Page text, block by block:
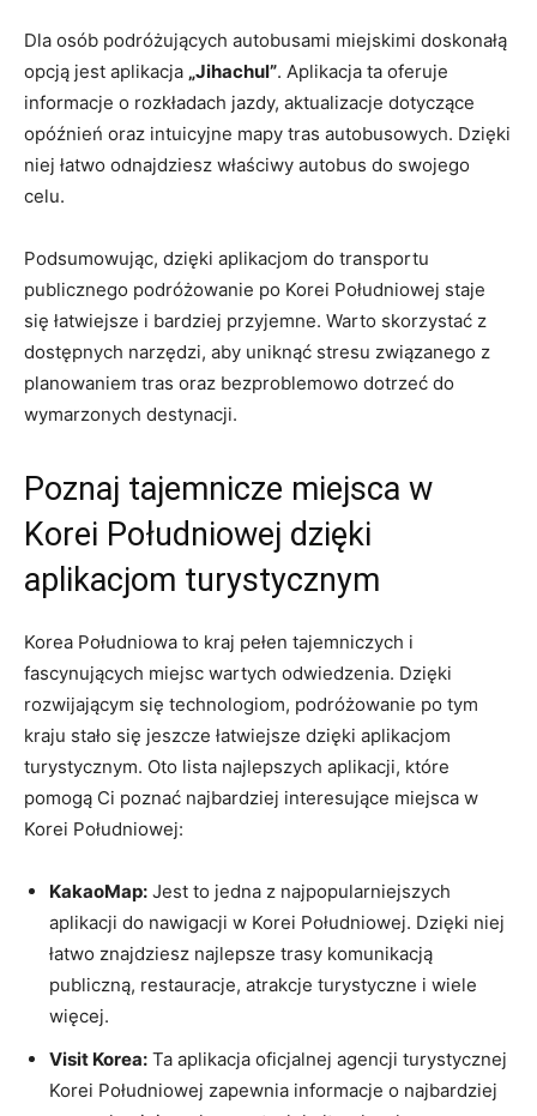
Dla osób podróżujących autobusami ​miejskimi ⁤doskonałą‌
opcją jest aplikacja „Jihachul”. Aplikacja ta​ oferuje
informacje o rozkładach‍ jazdy, aktualizacje ⁢dotyczące​
opóźnień oraz intuicyjne mapy ⁢tras autobusowych. Dzięki
niej łatwo odnajdziesz właściwy autobus do​ swojego
celu.
Podsumowując, dzięki aplikacjom do transportu
publicznego⁣ podróżowanie ⁢po Korei Południowej staje
się łatwiejsze i ‌bardziej przyjemne. Warto skorzystać z
dostępnych narzędzi, aby ‍uniknąć stresu związanego z
planowaniem tras oraz bezproblemowo ​dotrzeć do
⁣wymarzonych destynacji.
Poznaj⁣ tajemnicze miejsca w
Korei Południowej dzięki
aplikacjom turystycznym
Korea‍ Południowa to kraj pełen tajemniczych i
fascynujących miejsc wartych odwiedzenia. Dzięki ​
rozwijającym się technologiom, podróżowanie po tym
kraju stało się jeszcze‌ łatwiejsze ‌dzięki aplikacjom​
turystycznym. Oto lista najlepszych⁣ aplikacji, które
pomogą Ci⁣ poznać⁢ najbardziej ⁢interesujące miejsca‌ w
Korei Południowej:
KakaoMap: Jest to ⁣jedna z ‍najpopularniejszych
aplikacji do⁣ nawigacji w Korei Południowej.⁤ Dzięki‍ niej
łatwo znajdziesz⁣ najlepsze trasy komunikacją
publiczną, restauracje, ​atrakcje turystyczne‌ i wiele
więcej.
Visit Korea: Ta ‌aplikacja ⁣oficjalnej⁢ agencji turystycznej
Korei Południowej zapewnia​ informacje o najbardziej